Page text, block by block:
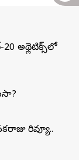
20 అథ్లెటిక్స్‌లో
రివ్యూ..